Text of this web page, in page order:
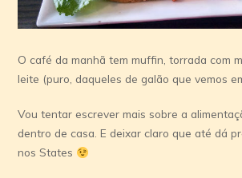
O café da manhã tem muffin, torrada com
leite (puro, daqueles de galão que vemos
Vou tentar escrever mais sobre a
dentro de casa. E deixar claro que até dá
nos States